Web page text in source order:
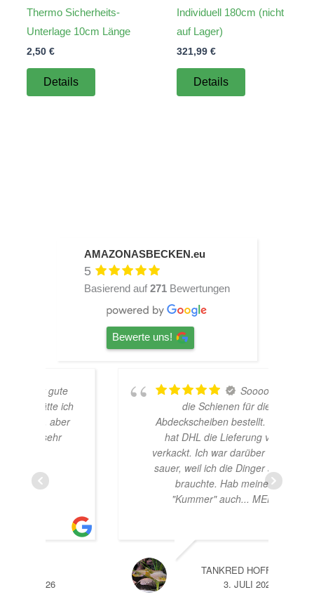
Thermo Sicherheits-
Unterlage 10cm Länge
2,50 €
Details
Individuell 180cm (nicht
auf Lager)
321,99 €
Details
AMAZONASBECKEN.eu
5
Basierend auf 271 Bewertungen
Bewerte uns!
Soooo, habe
die Schienen für die
Abdeckscheiben bestellt. Leider
hat DHL die Lieferung völlig
verkackt. Ich war darüber wirklich
sauer, weil ich die Dinger schnell
brauchte. Hab meinem
"Kummer" auch... MEHR
TANKRED HOFFMANN
3. JULI 2026